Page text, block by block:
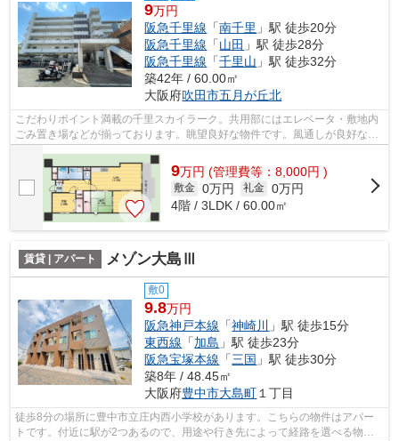
9万円
阪急千里線 「南千里 」駅 徒歩20分
阪急千里線 「山田 」駅 徒歩28分
阪急千里線 「千里山 」駅 徒歩32分
築42年 / 60.00㎡
大阪府吹田市五月が丘北
こだわりポイント満載の千里スカイラーク。共用部にはエレベータ・敷地内
ごみ置き場などが揃っております。眺望良好な物件です。風通しが良好なの
9万円 (管理費等：8,000円 )
敷金 0万円 礼金 0万円
4階 / 3LDK / 60.00㎡
賃貸 | アパート メゾン大島Ⅲ
敷0
9.8万円
阪急神戸本線 「神崎川
」駅 徒歩15分
東西線 「加島 」駅 徒歩23分
阪急宝塚本線 「三国 」駅 徒歩30分
築8年 / 48.45㎡
大阪府豊中市大島町 １丁目
徒歩8分の場所に豊中市立庄内西小学校があります。こちらの物件はアパー
トです。付近に駅が2つあるので、用途や行き先によって経路を選べる物件